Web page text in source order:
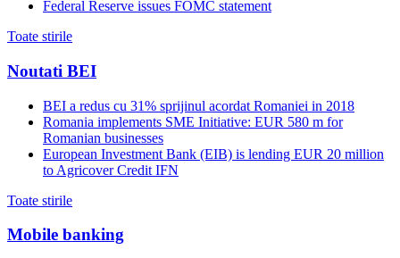
Federal Reserve issues FOMC statement
Toate stirile
Noutati BEI
BEI a redus cu 31% sprijinul acordat Romaniei in 2018
Romania implements SME Initiative: EUR 580 m for
Romanian businesses
European Investment Bank (EIB) is lending EUR 20 million
to Agricover Credit IFN
Toate stirile
Mobile banking